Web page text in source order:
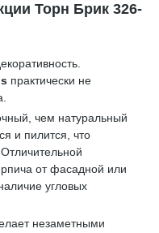
Торн Брик 326-
практически не
чем натуральный
и пилится, что
от фасадной или
угловых
незаметными